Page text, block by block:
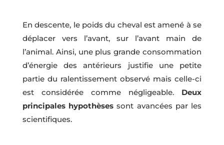
En descente, le poids du cheval est amené à se
déplacer vers l’avant, sur l’avant main de
l’animal. Ainsi, une plus grande consommation
d’énergie des antérieurs justifie une petite
partie du ralentissement observé mais celle-ci
est considérée comme négligeable. Deux
principales hypothèses sont avancées par les
scientifiques.